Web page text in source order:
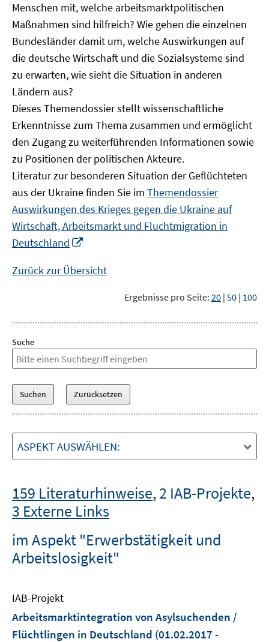
Menschen mit, welche arbeitsmarktpolitischen
Maßnahmen sind hilfreich? Wie gehen die einzelnen
Bundesländer damit um, welche Auswirkungen auf
die deutsche Wirtschaft und die Sozialsysteme sind
zu erwarten, wie sieht die Situation in anderen
Ländern aus?
Dieses Themendossier stellt wissenschaftliche
Erkenntnisse zum Thema zusammen und ermöglicht
den Zugang zu weiterführenden Informationen sowie
zu Positionen der politischen Akteure.
Literatur zur besonderen Situation der Geflüchteten
aus der Ukraine finden Sie im Themendossier
Auswirkungen des Krieges gegen die Ukraine auf
Wirtschaft, Arbeitsmarkt und Fluchtmigration in
Deutschland
Fenster
Zurück zur Übersicht
Ergebnisse pro Seite: 20 | 50 | 100
Suche
ASPEKT AUSWÄHLEN:
159 Literaturhinweise,2 IAB-Projekte,
3 Externe Links
im Aspekt "Erwerbstätigkeit und
Arbeitslosigkeit"
IAB-Projekt
Arbeitsmarktintegration von Asylsuchenden /
Flüchtlingen in Deutschland (01.02.2017 -